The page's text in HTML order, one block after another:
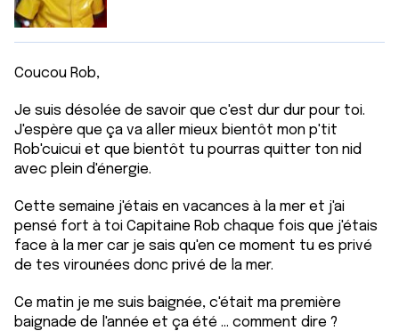
Coucou Rob,
Je suis désolée de savoir que c'est dur dur pour toi.
J'espère que ça va aller mieux bientôt mon p'tit
Rob'cuicui et que bientôt tu pourras quitter ton nid
avec plein d'énergie.
Cette semaine j'étais en vacances à la mer et j'ai
pensé fort à toi Capitaine Rob chaque fois que j'étais
face à la mer car je sais qu'en ce moment tu es privé
de tes virounées donc privé de la mer.
Ce matin je me suis baignée, c'était ma première
baignade de l'année et ça été ... comment dire ?